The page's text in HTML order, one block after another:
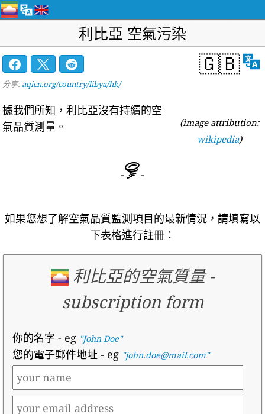
利比亞 空氣污染
🇬🇧
分享: aqicn.org/country/libya/hk/
(image attribution:
wikipedia)
據我們所知，利比亞沒有持續的空
氣品質測量。
- -
如果您想了解空氣品質監測項目的最新情況，請填寫以
下表格進行註冊：
利比亞的空氣質量-
subscription form
你的名字 - eg "John Doe"
您的電子郵件地址 - eg "john.doe@mail.com"